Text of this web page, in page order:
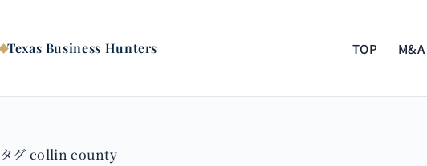
テ
ン
プ
Texas Business Hunters TOP
タグ collin county